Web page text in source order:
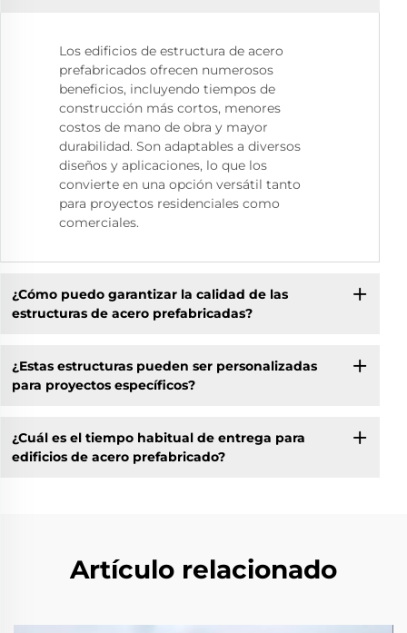
Los edificios de estructura de acero
prefabricados ofrecen numerosos
beneficios, incluyendo tiempos de
construcción más cortos, menores
costos de mano de obra y mayor
durabilidad. Son adaptables a diversos
diseños y aplicaciones, lo que los
convierte en una opción versátil tanto
para proyectos residenciales como
comerciales.
¿Cómo puedo garantizar la calidad de las
estructuras de acero prefabricadas?
¿Estas estructuras pueden ser personalizadas
para proyectos específicos?
¿Cuál es el tiempo habitual de entrega para
edificios de acero prefabricado?
Artículo relacionado